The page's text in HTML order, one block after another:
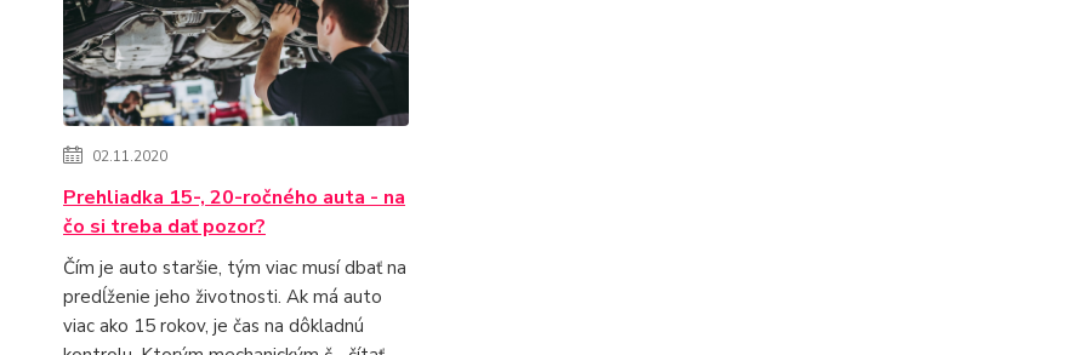
02.11.2020
Prehliadka 15-, 20-ročného auta - na
čo si treba dať pozor?
Čím je auto staršie, tým viac musí dbať na
predĺženie jeho životnosti. Ak má auto
viac ako 15 rokov, je čas na dôkladnú